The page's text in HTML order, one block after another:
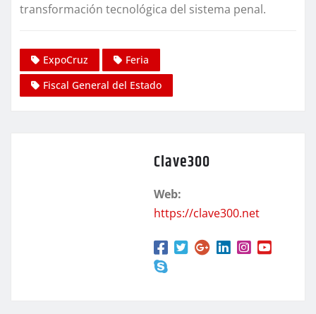
transformación tecnológica del sistema penal.
ExpoCruz
Feria
Fiscal General del Estado
Clave300
Web:
https://clave300.net